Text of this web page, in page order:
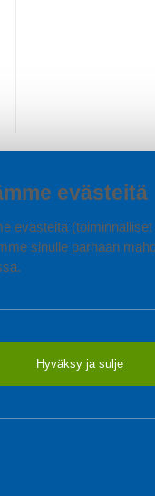
evästeitä
evästeitä
sinulle parhaan
Hyväksy ja sulje